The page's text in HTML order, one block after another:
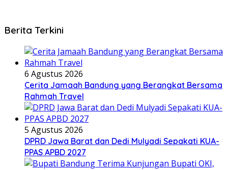
Berita Terkini
6 Agustus 2026
Cerita Jamaah Bandung yang Berangkat Bersama
Rahmah Travel
5 Agustus 2026
DPRD Jawa Barat dan Dedi Mulyadi Sepakati KUA-
PPAS APBD 2027